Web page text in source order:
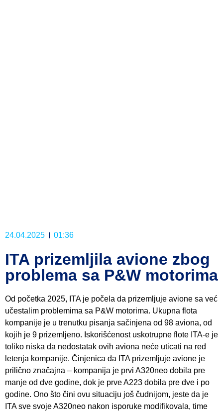
24.04.2025 01:36
ITA prizemljila avione zbog
problema sa P&W motorima
Od početka 2025, ITA je počela da prizemljuje avione sa već
učestalim problemima sa P&W motorima. Ukupna flota
kompanije je u trenutku pisanja sačinjena od 98 aviona, od
kojih je 9 prizemljeno. Iskorišćenost uskotrupne flote ITA-e je
toliko niska da nedostatak ovih aviona neće uticati na red
letenja kompanije. Činjenica da ITA prizemljuje avione je
prilično značajna – kompanija je prvi A320neo dobila pre
manje od dve godine, dok je prve A223 dobila pre dve i po
godine. Ono što čini ovu situaciju još čudnijom, jeste da je
ITA sve svoje A320neo nakon isporuke modifikovala, time